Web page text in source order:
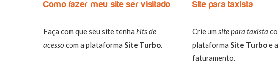
Como fazer meu site ser visitado
Faça com que seu site tenha hits de
acesso com a plataforma Site Turbo.
Site para taxista
Crie um site para taxista
plataforma Site Turboe
faturamento.